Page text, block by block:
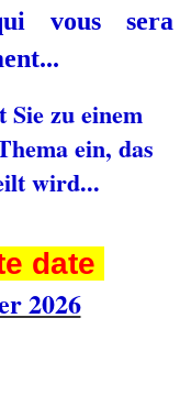
vous sera
Sie zu einem
ein, das
wird...
date
2026